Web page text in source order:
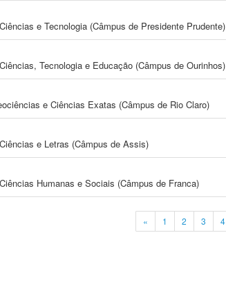
e Tecnologia (Câmpus de Presidente Prudente)
Tecnologia e Educação (Câmpus de Ourinhos)
e Ciências Exatas (Câmpus de Rio Claro)
e Letras (Câmpus de Assis)
Humanas e Sociais (Câmpus de Franca)
« 1 2 3 4